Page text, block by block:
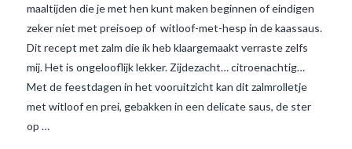
VIEW POST
maaltijden die je met hen kunt maken beginnen of eindigen
zeker niet met preisoep of witloof-met-hesp in de kaassaus.
Dit recept met zalm die ik heb klaargemaakt verraste zelfs
mij. Het is ongelooflijk lekker. Zijdezacht… citroenachtig…
Met de feestdagen in het vooruitzicht kan dit zalmrolletje
met witloof en prei, gebakken in een delicate saus, de ster
op …